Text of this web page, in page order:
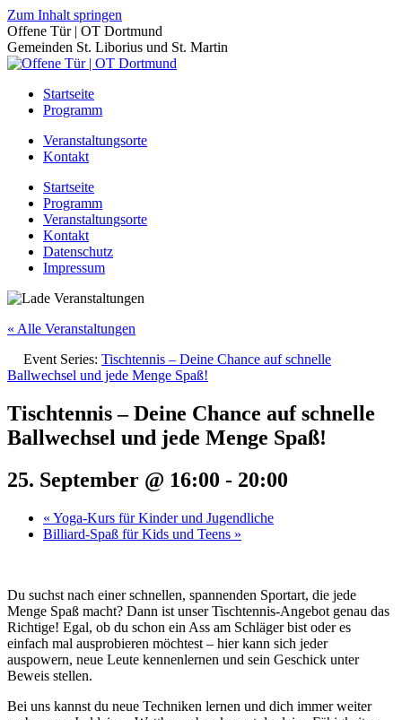
Zum Inhalt springen
Offene Tür | OT Dortmund
Gemeinden St. Liborius und St. Martin
Startseite
Programm
Veranstaltungsorte
Kontakt
Startseite
Programm
Veranstaltungsorte
Kontakt
Datenschutz
Impressum
« Alle Veranstaltungen
Event Series: Tischtennis – Deine Chance auf schnelle
Ballwechsel und jede Menge Spaß!
Tischtennis – Deine Chance auf schnelle
Ballwechsel und jede Menge Spaß!
25. September @ 16:00 - 20:00
« Yoga-Kurs für Kinder und Jugendliche
Billiard-Spaß für Kids und Teens »
Du suchst nach einer schnellen, spannenden Sportart, die jede
Menge Spaß macht? Dann ist unser Tischtennis-Angebot genau das
Richtige! Egal, ob du schon ein Ass am Schläger bist oder es
einfach mal ausprobieren möchtest – hier kann sich jeder
auspowern, neue Leute kennenlernen und sein Geschick unter
Beweis stellen.
Bei uns kannst du neue Techniken lernen und dich immer weiter